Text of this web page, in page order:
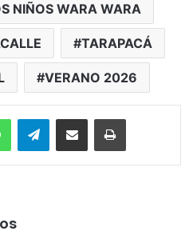
NIÑOS WARA WARA
TARAPACÁ
VERANO 2026
WhatsAppTelegramEnviar vía email Imprimir